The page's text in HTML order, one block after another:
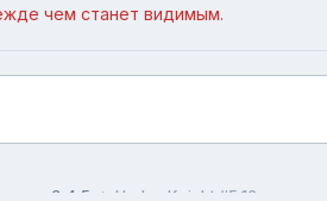
чем станет видимым.
3,4,5 Hedge Knight #5 16